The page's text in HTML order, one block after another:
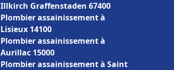
Illkirch Graffenstaden 67400
Plombier assainissement à
Lisieux 14100
Plombier assainissement à
Aurillac 15000
Plombier assainissement à Saint